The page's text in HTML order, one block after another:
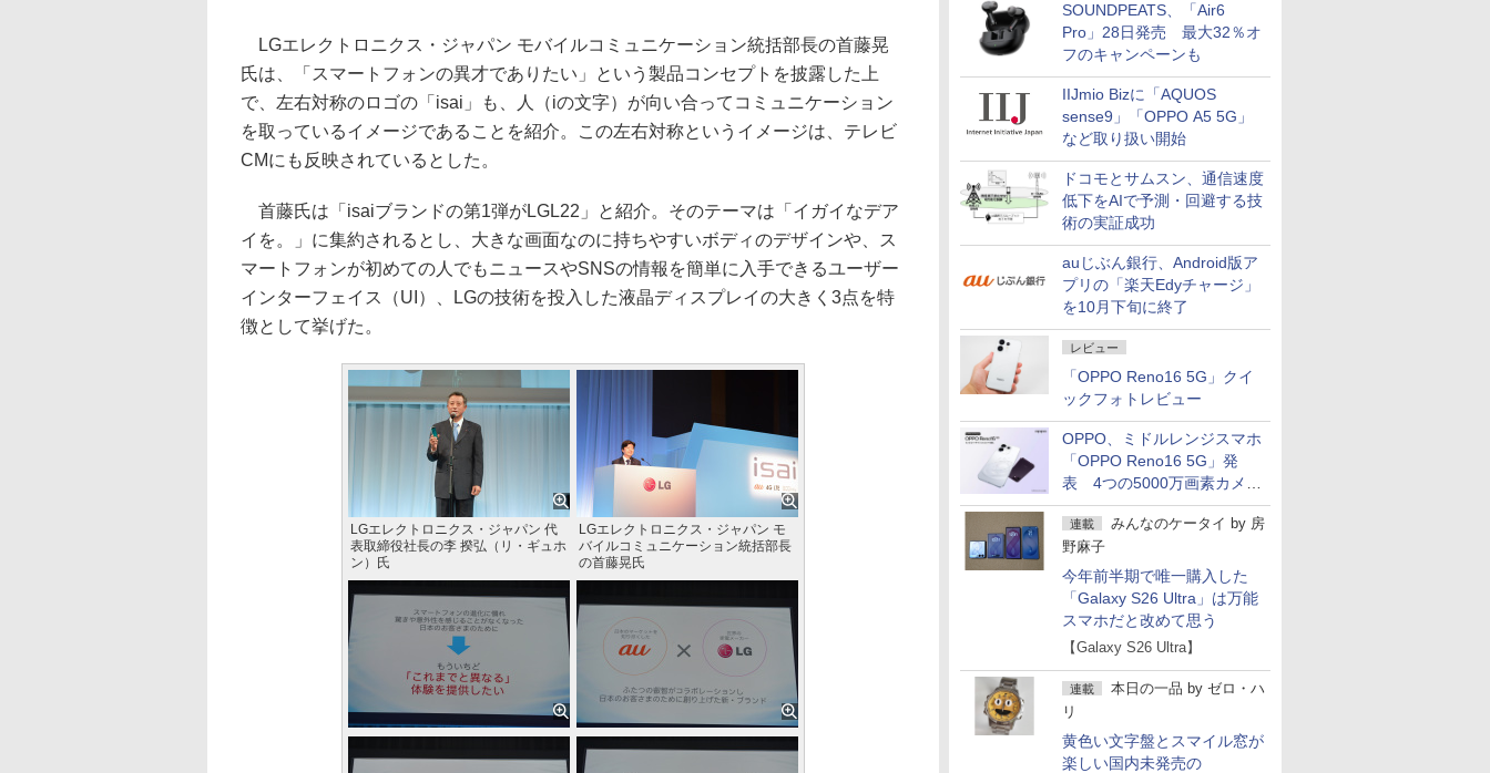
SOUNDPEATS、「Air6
Pro」28日発売 最大32％オ
フのキャンペーンも
IIJmio Bizに「AQUOS
sense9」「OPPO A5 5G」
など取り扱い開始
ドコモとサムスン、通信速度
低下をAIで予測・回避する技
術の実証成功
auじぶん銀行、Android版ア
プリの「楽天Edyチャージ」
を10月下旬に終了
レビュー
「OPPO Reno16 5G」クイ
ックフォトレビュー
OPPO、ミドルレンジスマホ
「OPPO Reno16 5G」発
表 4つの5000万画素カメラ
搭載の小型モデル
連載 みんなのケータイ by 房
野麻子
今年前半期で唯一購入した
「Galaxy S26 Ultra」は万能
スマホだと改めて思う
【Galaxy S26 Ultra】
連載 本日の一品 by ゼロ・ハ
リ
黄色い文字盤とスマイル窓が
楽しい国内未発売の
LGエレクトロニクス・ジャパン モバイルコミュニケーション統括部長の首藤晃
氏は、「スマートフォンの異才でありたい」という製品コンセプトを披露した上
で、左右対称のロゴの「isai」も、人（iの文字）が向い合ってコミュニケーション
を取っているイメージであることを紹介。この左右対称というイメージは、テレビ
CMにも反映されているとした。
首藤氏は「isaiブランドの第1弾がLGL22」と紹介。そのテーマは「イガイなデア
イを。」に集約されるとし、大きな画面なのに持ちやすいボディのデザインや、ス
マートフォンが初めての人でもニュースやSNSの情報を簡単に入手できるユーザー
インターフェイス（UI）、LGの技術を投入した液晶ディスプレイの大きく3点を特
徴として挙げた。
LGエレクトロニクス・ジャパン 代
表取締役社長の李 揆弘（リ・ギュホ
ン）氏
LGエレクトロニクス・ジャパン モ
バイルコミュニケーション統括部長
の首藤晃氏